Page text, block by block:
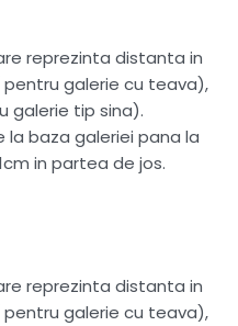
reprezinta distanta in
galerie cu teava),
galerie tip sina).
la baza galeriei pana la
in partea de jos.
reprezinta distanta in
galerie cu teava),